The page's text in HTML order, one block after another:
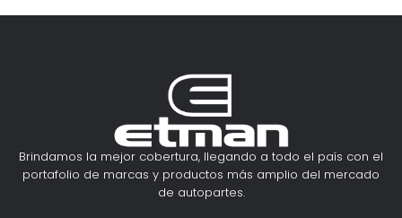
Brindamos la mejor cobertura, llegando a todo el país con el
portafolio de marcas y productos más amplio del mercado
de autopartes.